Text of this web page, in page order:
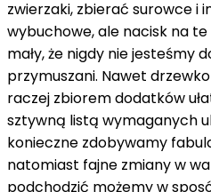
zwierzaki, zbierać surowce i
wybuchowe, ale nacisk na
mały, że nigdy nie jesteśmy
przymuszani. Nawet
raczej zbiorem dodatków
sztywną listą wymaganych
konieczne zdobywamy
natomiast fajne zmiany w
podchodzić możemy w